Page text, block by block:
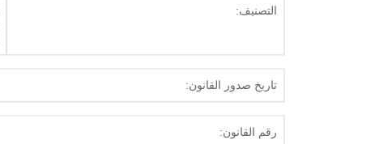
التصنيف:
تاريخ صدور القانون:
رقم القانون: